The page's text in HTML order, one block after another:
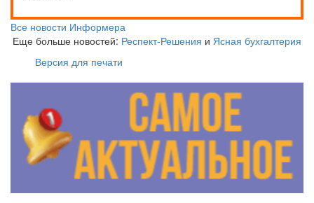
Все новости Информера
Еще больше новостей: Респект-Решения и Ясная бухгалтерия
Версия для печати